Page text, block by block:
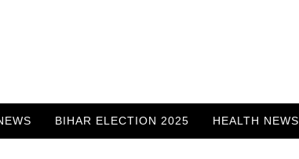
BIHAR ELECTION 2025 HEALTH NEWS